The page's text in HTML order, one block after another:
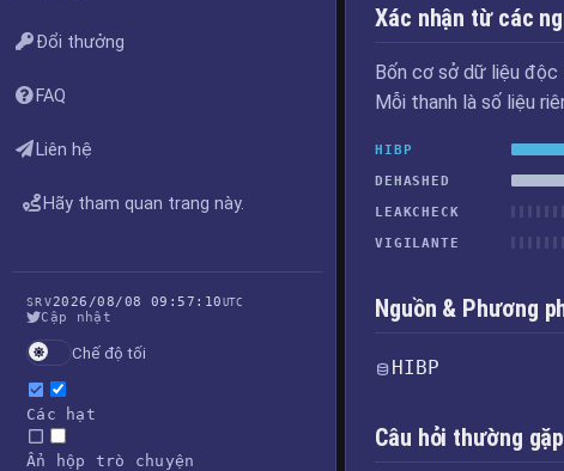
Đổi thưởng
FAQ
Liên hệ
Hãy tham quan trang này.
SRV2026/08/08 09:57:10UTC
Cập nhật
Chế độ tối
Các hạt
Ẩn hộp trò chuyện
Xác nhận từ các
Bốn cơ sở dữ liệu độc
Mỗi thanh là số liệu
HIBP
DEHASHED
LEAKCHECK
VIGILANTE
Nguồn & Phương
HIBP
Câu hỏi thường gặp